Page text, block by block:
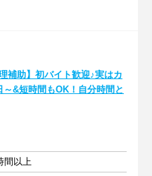
補助】初バイト歓迎♪実はカ
&短時間もOK！自分時間と
間以上